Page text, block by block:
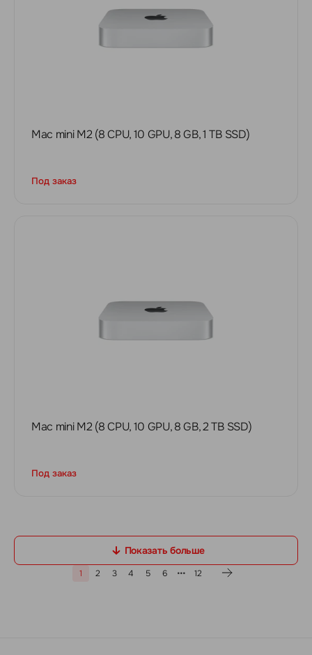
Mac mini M2 (8 CPU, 10 GPU, 8 GB, 1 TB SSD)
Под заказ
Mac mini M2 (8 CPU, 10 GPU, 8 GB, 2 TB SSD)
Под заказ
1 2 3 4 5 6 12
Показать больше